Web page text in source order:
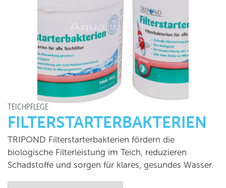
TEICHPFLEGE
FILTERSTARTERBAKTERIEN
TRIPOND Filterstarterbakterien fördern die
biologische Filterleistung im Teich, reduzieren
Schadstoffe und sorgen für klares, gesundes Wasser.